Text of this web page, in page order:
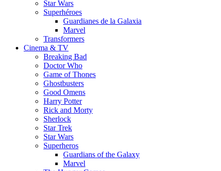
Star Wars
Superhéroes
Guardianes de la Galaxia
Marvel
Transformers
Cinema & TV
Breaking Bad
Doctor Who
Game of Thones
Ghostbusters
Good Omens
Harry Potter
Rick and Morty
Sherlock
Star Trek
Star Wars
Superheros
Guardians of the Galaxy
Marvel